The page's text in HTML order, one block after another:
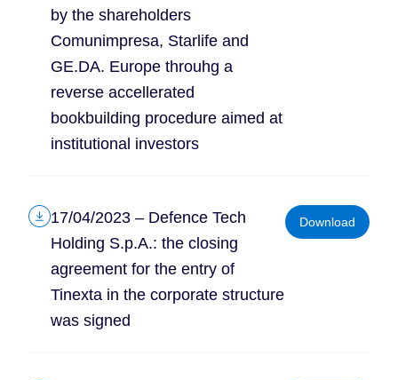
by the shareholders
Comunimpresa, Starlife and
GE.DA. Europe throuhg a
reverse accellerated
bookbuilding procedure aimed at
institutional investors
17/04/2023 – Defence Tech
Holding S.p.A.: the closing
agreement for the entry of
Tinexta in the corporate structure
was signed
Download